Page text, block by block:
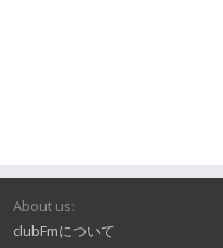
About us:
clubFmについて